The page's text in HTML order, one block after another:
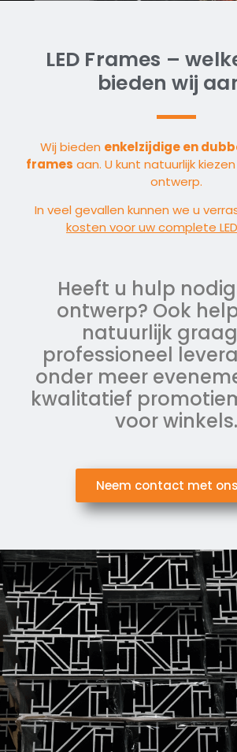
LED Frames –
bieden wij
Wij bieden enkelzijdige en
frames aan. U kunt natuurlijk
ontwerp.
In veel gevallen kunnen we u
kosten voor uw complete
Heeft u hulp
ontwerp? Ook
natuurlijk
professioneel
onder meer
kwalitatief
voor winkels.
Neem contact met